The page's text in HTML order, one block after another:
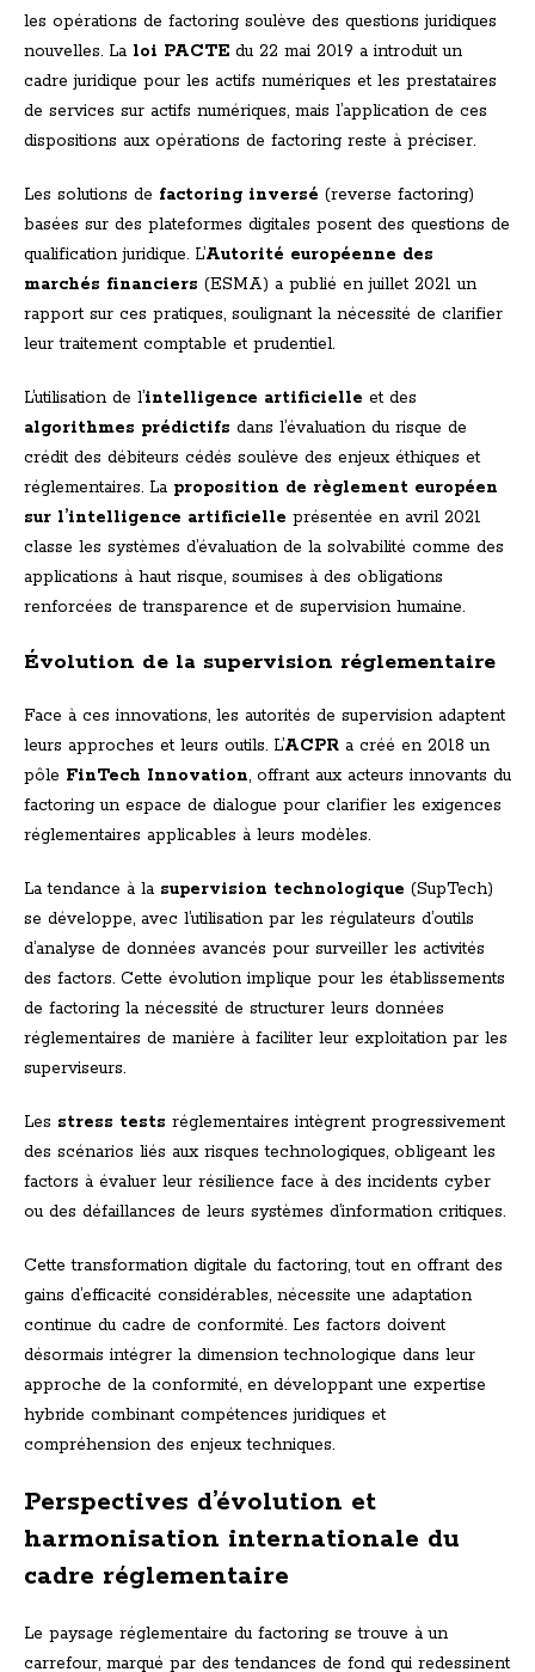
les opérations de factoring soulève des questions juridiques
nouvelles. La loi PACTE du 22 mai 2019 a introduit un
cadre juridique pour les actifs numériques et les prestataires
de services sur actifs numériques, mais l’application de ces
dispositions aux opérations de factoring reste à préciser.
Les solutions de factoring inversé (reverse factoring)
basées sur des plateformes digitales posent des questions de
qualification juridique. L’Autorité européenne des
marchés financiers (ESMA) a publié en juillet 2021 un
rapport sur ces pratiques, soulignant la nécessité de clarifier
leur traitement comptable et prudentiel.
L’utilisation de l’intelligence artificielle et des
algorithmes prédictifs dans l’évaluation du risque de
crédit des débiteurs cédés soulève des enjeux éthiques et
réglementaires. La proposition de règlement européen
sur l’intelligence artificielle présentée en avril 2021
classe les systèmes d’évaluation de la solvabilité comme des
applications à haut risque, soumises à des obligations
renforcées de transparence et de supervision humaine.
Évolution de la supervision réglementaire
Face à ces innovations, les autorités de supervision adaptent
leurs approches et leurs outils. L’ACPR a créé en 2018 un
pôle FinTech Innovation, offrant aux acteurs innovants du
factoring un espace de dialogue pour clarifier les exigences
réglementaires applicables à leurs modèles.
La tendance à la supervision technologique (SupTech)
se développe, avec l’utilisation par les régulateurs d’outils
d’analyse de données avancés pour surveiller les activités
des factors. Cette évolution implique pour les établissements
de factoring la nécessité de structurer leurs données
réglementaires de manière à faciliter leur exploitation par les
superviseurs.
Les stress tests réglementaires intègrent progressivement
des scénarios liés aux risques technologiques, obligeant les
factors à évaluer leur résilience face à des incidents cyber
ou des défaillances de leurs systèmes d’information critiques.
Cette transformation digitale du factoring, tout en offrant des
gains d’efficacité considérables, nécessite une adaptation
continue du cadre de conformité. Les factors doivent
désormais intégrer la dimension technologique dans leur
approche de la conformité, en développant une expertise
hybride combinant compétences juridiques et
compréhension des enjeux techniques.
Perspectives d’évolution et
harmonisation internationale du
cadre réglementaire
Le paysage réglementaire du factoring se trouve à un
carrefour, marqué par des tendances de fond qui redessinent